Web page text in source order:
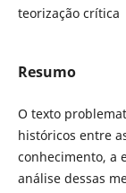
teorização crítica
Resumo
O texto
históricos entre
conhecimento, a
análise dessas